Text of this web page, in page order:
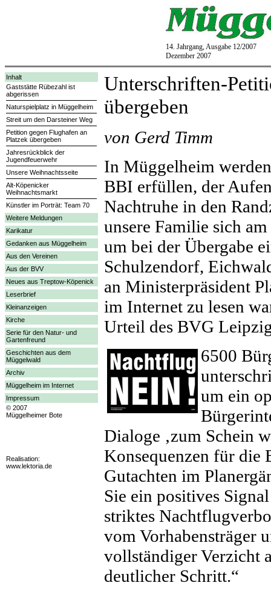
14. Jahrgang, Ausgabe 12/2007
Dezember 2007
Inhalt
Gaststätte Rübezahl ist
abgerissen
Naturspielplatz in Müggelheim
Streit um den Darsteiner Weg
Petition gegen Flughafen an
Platzek übergeben
Jahresrückblick der
Jugendfeuerwehr
Unsere Weihnachtsseite
Alt-Köpenicker
Weihnachtsmarkt
Künstler im Porträt: Team 70
Weitere Meldungen
Karikatur
Gedanken aus Müggelheim
Aus den Vereinen
Aus der BVV
Neues aus Treptow-Köpenick
Leserbrief
Kleinanzeigen
Kirche
Serie für den Natur- und
Gartenfreund
Geschichten aus dem
Müggelwald
Archiv
Müggelheim im Internet
Impressum
© 2007
Müggelheimer Bote
Realisation:
www.lektoria.de
Unterschriften-
übergeben
von Gerd Timm
In Müggelheim
BBI erfüllen, der
Nachtruhe in den
unsere Familie sich
um bei der Übergabe
Schulzendorf,
an Ministerpräsident
im Internet zu lesen
Urteil des BVG
6500
um ein
Dialoge ‚zum Schein
Konsequenzen für die
Gutachten im
Sie ein positives
striktes
vom Vorhabensträger
vollständiger Verzicht
deutlicher Schritt.“